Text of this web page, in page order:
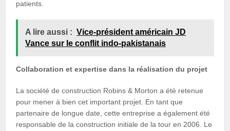
patients.
A lire aussi : Vice-président américain JD
Vance sur le conflit indo-pakistanais
Collaboration et expertise dans la réalisation du projet
La société de construction Robins & Morton a été retenue
pour mener à bien cet important projet. En tant que
partenaire de longue date, cette entreprise a également été
responsable de la construction initiale de la tour en 2006. Le